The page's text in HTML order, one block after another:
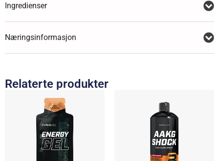
Ingredienser
Næringsinformasjon
Relaterte produkter